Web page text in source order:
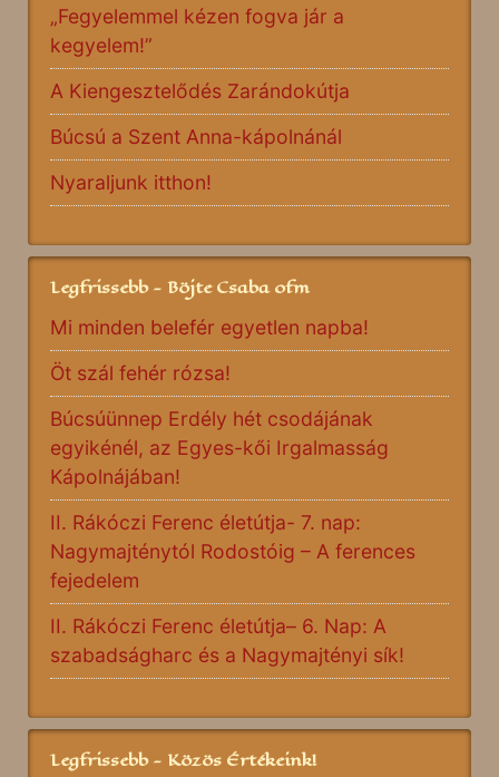
„Fegyelemmel kézen fogva jár a
kegyelem!”
A Kiengesztelődés Zarándokútja
Búcsú a Szent Anna-kápolnánál
Nyaraljunk itthon!
Legfrissebb - Böjte Csaba ofm
Mi minden belefér egyetlen napba!
Öt szál fehér rózsa!
Búcsúünnep Erdély hét csodájának
egyikénél, az Egyes-kői Irgalmasság
Kápolnájában!
II. Rákóczi Ferenc életútja- 7. nap:
Nagymajténytól Rodostóig – A ferences
fejedelem
II. Rákóczi Ferenc életútja– 6. Nap: A
szabadságharc és a Nagymajtényi sík!
Legfrissebb - Közös Értékeink!